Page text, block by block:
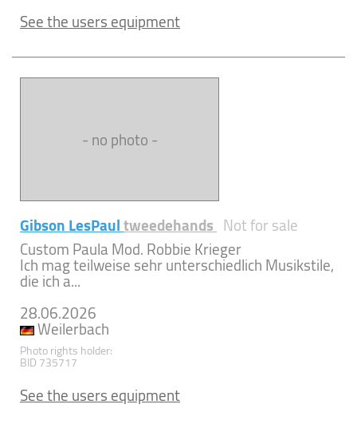
See the users equipment
- no photo -
Gibson LesPaultweedehands Not for sale
Custom Paula Mod. Robbie Krieger
Ich mag teilweise sehr unterschiedlich Musikstile,
die ich a...
28.06.2026
Weilerbach
Photo rights holder:
BID 735717
See the users equipment